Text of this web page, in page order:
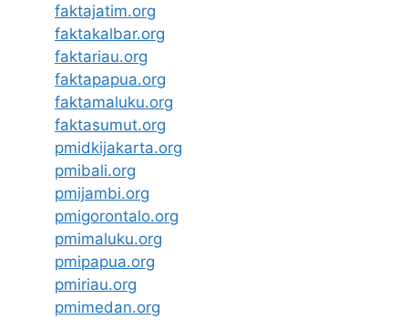
faktajatim.org
faktakalbar.org
faktariau.org
faktapapua.org
faktamaluku.org
faktasumut.org
pmidkijakarta.org
pmibali.org
pmijambi.org
pmigorontalo.org
pmimaluku.org
pmipapua.org
pmiriau.org
pmimedan.org